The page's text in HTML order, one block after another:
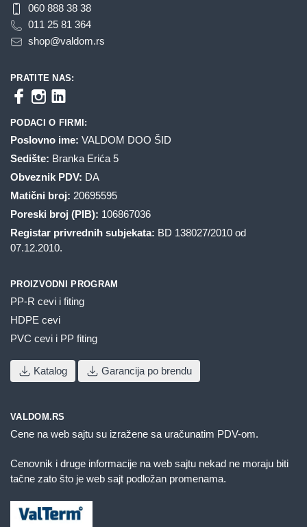
060 888 38 38
011 25 81 364
shop@valdom.rs
PRATITE NAS:
PODACI O FIRMI:
Poslovno ime: VALDOM DOO ŠID
Sedište: Branka Erića 5
Obveznik PDV: DA
Matični broj: 20695595
Poreski broj (PIB): 106867036
Registar privrednih subjekata: BD 138027/2010 od
07.12.2010.
PROIZVODNI PROGRAM
PP-R cevi i fiting
HDPE cevi
PVC cevi i PP fiting
Katalog Garancija po brendu
VALDOM.RS
Cene na web sajtu su izražene sa uračunatim PDV-om.
Cenovnik i druge informacije na web sajtu nekad ne moraju biti
tačne zato što je web sajt podložan promenama.